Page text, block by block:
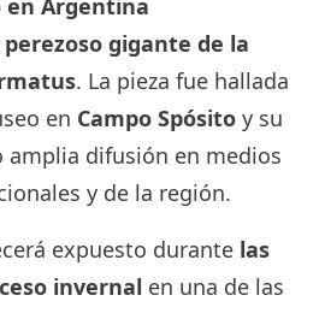
en Argentina
gigante de la
. La pieza fue hallada
en Campo Spósitoy su
difusión en medios
y de la región.
expuesto durante las
invernal en una de las